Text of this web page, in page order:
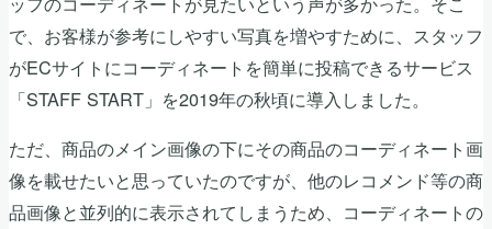
で、お客様が参考にしやすい写真を増やすために、スタッフ
がECサイトにコーディネートを簡単に投稿できるサービス
「STAFF START」を2019年の秋頃に導入しました。
ただ、商品のメイン画像の下にその商品のコーディネート画
像を載せたいと思っていたのですが、他のレコメンド等の商
品画像と並列的に表示されてしまうため、コーディネートの